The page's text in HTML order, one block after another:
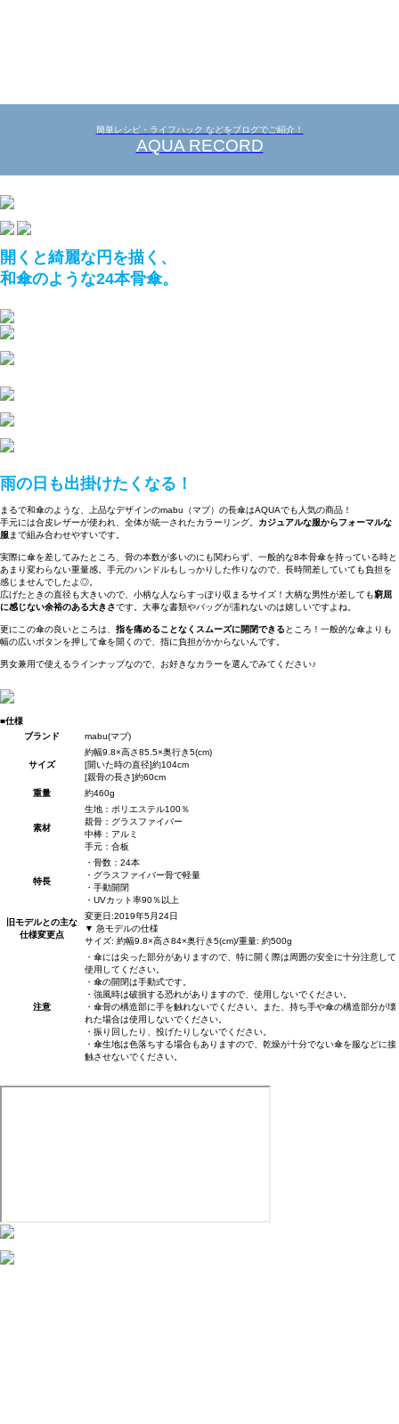
簡単レシピ・ライフハック などをブログでご紹介！
AQUA RECORD
開くと綺麗な円を描く、
和傘のような24本骨傘。
雨の日も出掛けたくなる！
まるで和傘のような、上品なデザインのmabu（マブ）の長傘はAQUAでも人気の商品！
手元には合皮レザーが使われ、全体が統一されたカラーリング。 カジュアルな服からフォーマルな
服まで組み合わせやすいです。
実際に傘を差してみたところ、骨の本数が多いのにも関わらず、一般的な8本骨傘を持っている時と
あまり変わらない重量感。手元のハンドルもしっかりした作りなので、長時間差していても負担を
感じませんでしたよ◎。
広げたときの直径も大きいので、小柄な人ならすっぽり収まるサイズ！大柄な男性が差しても窮屈
に感じない余裕のある大きさです。大事な書類やバッグが濡れないのは嬉しいですよね。
更にこの傘の良いところは、 指を痛めることなくスムーズに開閉できる ところ！一般的な傘よりも
幅の広いボタンを押して傘を開くので、指に負担がかからないんです。
男女兼用で使えるラインナップなので、お好きなカラーを選んでみてください♪
■仕様
ブランド
mabu(マブ)
サイズ
約幅9.8×高さ85.5×奥行き5(cm)
[開いた時の直径]約104cm
[親骨の長さ]約60cm
重量
約460g
素材
生地：ポリエステル100％
親骨：グラスファイバー
中棒：アルミ
手元：合板
特長
・骨数：24本
・グラスファイバー骨で軽量
・手動開閉
・UVカット率90％以上
旧モデルとの主な
仕様変更点
変更日:2019年5月24日
▼ 急モデルの仕様
サイズ: 約幅9.8×高さ84×奥行き5(cm)/重量: 約500g
注意
・傘には尖った部分がありますので、特に開く際は周囲の安全に十分注意して
使用してください。
・傘の開閉は手動式です。
・強風時は破損する恐れがありますので、使用しないでください。
・傘骨の構造部に手を触れないでください。また、持ち手や傘の構造部分が壊
れた場合は使用しないでください。
・振り回したり、投げたりしないでください。
・傘生地は色落ちする場合もありますので、乾燥が十分でない傘を服などに接
触させないでください。